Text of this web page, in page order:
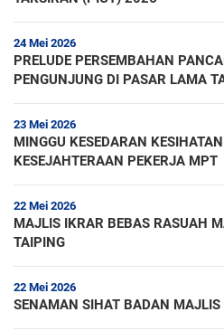
24 Mei 2026
PRELUDE PERSEMBAHAN
PENGUNJUNG DI PASAR LAMA
23 Mei 2026
MINGGU KESEDARAN
KESEJAHTERAAN PEKERJA MPT
22 Mei 2026
MAJLIS IKRAR BEBAS RASUAH
TAIPING
22 Mei 2026
SENAMAN SIHAT BADAN